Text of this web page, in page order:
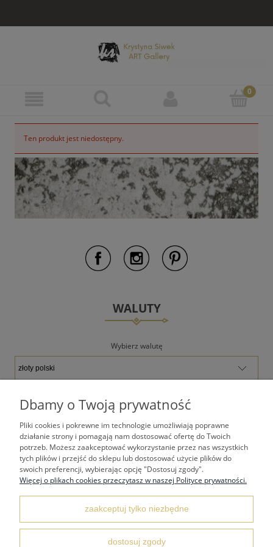
Ten produkt jest niedostępny.
WALUTY
Wybierz walutę
TWOJE KONTO
PŁATNOŚCI I DOSTAWA
REGULAMINY
KONTAKT I DANE ADRESOWE
Dbamy o Twoją prywatność
Pliki cookies i pokrewne im technologie umożliwiają poprawne
działanie strony i pomagają nam dostosować ofertę do Twoich
potrzeb. Możesz zaakceptować wykorzystanie przez nas wszystkich
tych plików i przejść do sklepu lub dostosować użycie plików do
swoich preferencji, wybierając opcję "Dostosuj zgody".
Więcej o plikach cookies przeczytasz w naszej Polityce prywatności.
zaakceptuj tylko niezbędne
dostosuj zgody